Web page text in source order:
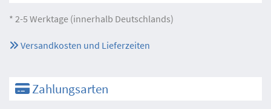
* 2-5 Werktage (innerhalb Deutschlands)
Versandkosten und Lieferzeiten
Zahlungsarten